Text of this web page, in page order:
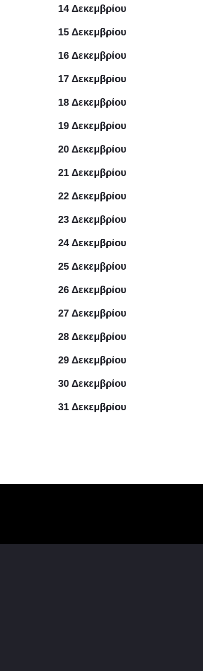
14 Δεκεμβρίου
15 Δεκεμβρίου
16 Δεκεμβρίου
17 Δεκεμβρίου
18 Δεκεμβρίου
19 Δεκεμβρίου
20 Δεκεμβρίου
21 Δεκεμβρίου
22 Δεκεμβρίου
23 Δεκεμβρίου
24 Δεκεμβρίου
25 Δεκεμβρίου
26 Δεκεμβρίου
27 Δεκεμβρίου
28 Δεκεμβρίου
29 Δεκεμβρίου
30 Δεκεμβρίου
31 Δεκεμβρίου